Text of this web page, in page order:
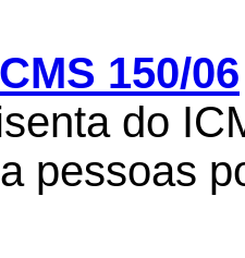
150/06
do
pessoas